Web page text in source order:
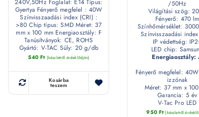
240V,50Hz Foglalat: E14 Típus:
Gyertya Fényerő megfelel : 40W
Színvisszaadási index (CRI) :
>80 Chip típus: SMD Méret: 37
mm x 100 mm Energiaosztály: F
Tanúsítványok: CE, ROHS
Gyártó: V-TAC Súly: 20 g/db
540Ft (készletről érdeklődjön)
Kosárba
teszem
/50Hz
Világítási szög:
Fényerő: 470 lm
Színhőmérséklet:
Színvisszaadási
IP védettség:
LED chip:
Energiaosztály:
Fényerő megfelel:
izzónak
Méret: 37 mm x
Garancia: 5 év
V-Tac Pro LED
950 Ft (készletről